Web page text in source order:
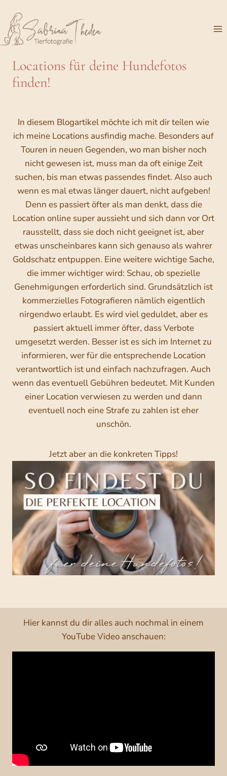
Inhalt
springen
Locations für deine Hundefotos
finden!
In diesem Blogartikel möchte ich mit dir teilen wie
ich meine Locations ausfindig mache. Besonders auf
Touren in neuen Gegenden, wo man bisher noch
nicht gewesen ist, muss man da oft einige Zeit
suchen, bis man etwas passendes findet. Also auch
wenn es mal etwas länger dauert, nicht aufgeben!
Denn es passiert öfter als man denkt, dass die
Location online super aussieht und sich dann vor Ort
rausstellt, dass sie doch nicht geeignet ist, aber
etwas unscheinbares kann sich genauso als wahrer
Goldschatz entpuppen. Eine weitere wichtige Sache,
die immer wichtiger wird: Schau, ob spezielle
Genehmigungen erforderlich sind. Grundsätzlich ist
kommerzielles Fotografieren nämlich eigentlich
nirgendwo erlaubt. Es wird viel geduldet, aber es
passiert aktuell immer öfter, dass Verbote
umgesetzt werden. Besser ist es sich im Internet zu
informieren, wer für die entsprechende Location
verantwortlich ist und einfach nachzufragen. Auch
wenn das eventuell Gebühren bedeutet. Mit Kunden
einer Location verwiesen zu werden und dann
eventuell noch eine Strafe zu zahlen ist eher
unschön.
Jetzt aber an die konkreten Tipps!
Hier kannst du dir alles auch nochmal in einem
YouTube Video anschauen: